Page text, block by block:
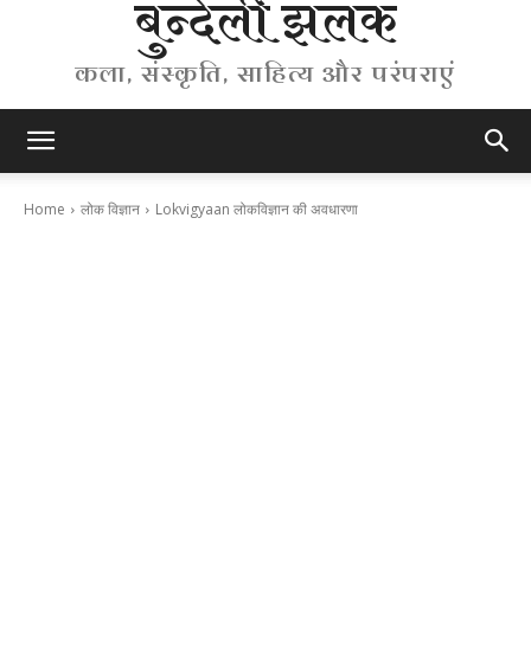
बुन्देली झलक
कला, संस्कृति, साहित्य और परंपराएं
Home लोक विज्ञान Lokvigyaan लोकविज्ञान की अवधारणा